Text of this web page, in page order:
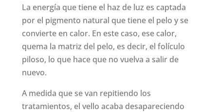
La energía que tiene el haz de luz es captada
por el pigmento natural que tiene el pelo y se
convierte en calor. En este caso, ese calor,
quema la matriz del pelo, es decir, el folículo
piloso, lo que hace que no vuelva a salir de
nuevo.
A medida que se van repitiendo los
tratamientos, el vello acaba desapareciendo